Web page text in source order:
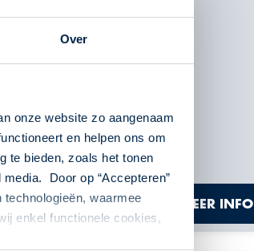
Over
onze website zo aangenaam
en helpen ons om
te bieden, zoals het tonen
Door op “Accepteren”
waarmee
enkel functionele cookies,
Klik op "meer
op.
MEER INFO